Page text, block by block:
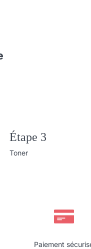
Étape 3
Toner
Paiement